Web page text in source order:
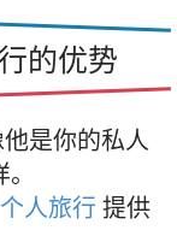
的优势
是你的私人
个人旅行 提供